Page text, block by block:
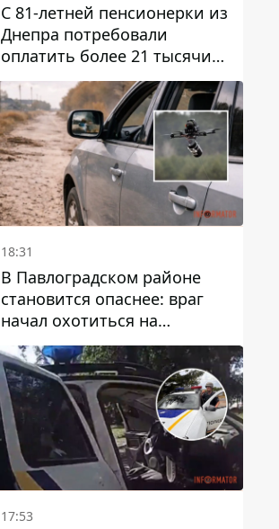
С 81-летней пенсионерки из
Днепра потребовали
оплатить более 21 тысячи
гривен за "вмешательство в
работу счетчика"
18:31
В Павлоградском районе
становится опаснее: враг
начал охотиться на
гражданский и военный
транспорт
17:53